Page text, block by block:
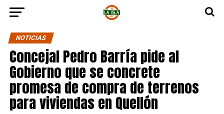
NOTICIAS
Concejal Pedro Barría pide al
Gobierno que se concrete
promesa de compra de terrenos
para viviendas en Quellón